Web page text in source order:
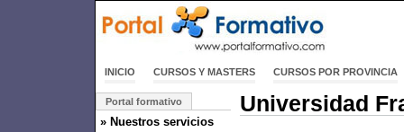
INICIO CURSOS Y MASTERS CURSOS POR PROVINCIA
Portal formativo
» Nuestros servicios
Universidad